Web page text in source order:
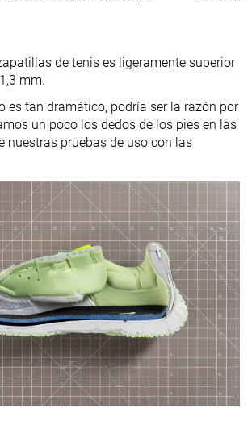
de tenis es ligeramente superior
mm.
es tan dramático, podría ser la razón por
un poco los dedos de los pies en las
nuestras pruebas de uso con las